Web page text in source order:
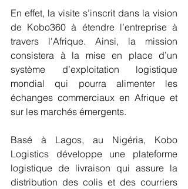
En effet, la visite s’inscrit dans la vision
de Kobo360 à étendre l’entreprise à
travers l'Afrique. Ainsi, la mission
consistera à la mise en place d’un
système d’exploitation logistique
mondial qui pourra alimenter les
échanges commerciaux en Afrique et
sur les marchés émergents.
Basé à Lagos, au Nigéria, Kobo
Logistics développe une plateforme
logistique de livraison qui assure la
distribution des colis et des courriers